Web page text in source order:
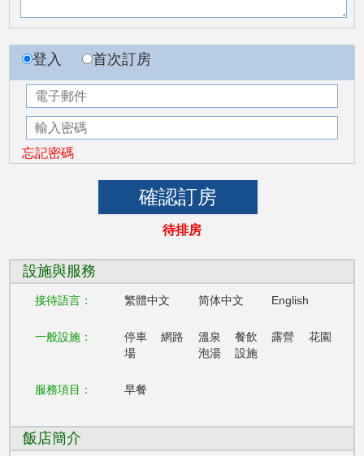
登入 首次訂房
忘記密碼
待排房
設施與服務
接待語言： 繁體中文 简体中文 English
一般設施：
停車
場
網路
溫泉
泡湯
餐飲
設施
露營 花園
服務項目： 早餐
飯店簡介